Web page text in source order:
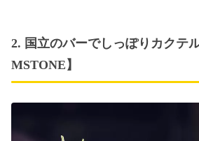
2. 国立のバーでしっぽりカクテ
MSTONE】